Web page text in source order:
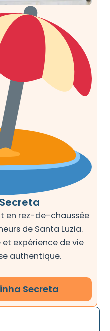
en rez-de-chaussée
de Santa Luzia.
expérience de vie
authentique.
Secreta